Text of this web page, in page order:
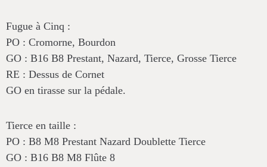
Fugue à Cinq :
PO : Cromorne, Bourdon
GO : B16 B8 Prestant, Nazard, Tierce, Grosse Tierce
RE : Dessus de Cornet
GO en tirasse sur la pédale.
Tierce en taille :
PO : B8 M8 Prestant Nazard Doublette Tierce
GO : B16 B8 M8 Flûte 8